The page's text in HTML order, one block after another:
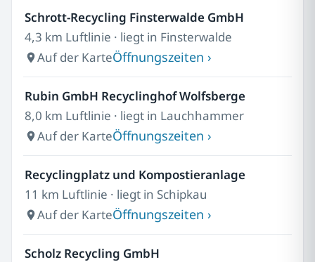
Schrott-Recycling Finsterwalde GmbH
4,3 km Luftlinie · liegt in Finsterwalde
Auf der KarteÖffnungszeiten ›
Rubin GmbH Recyclinghof Wolfsberge
8,0 km Luftlinie · liegt in Lauchhammer
Auf der KarteÖffnungszeiten ›
Recyclingplatz und Kompostieranlage
11 km Luftlinie · liegt in Schipkau
Auf der KarteÖffnungszeiten ›
Scholz Recycling GmbH